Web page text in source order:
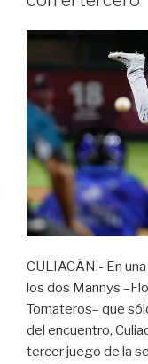
CULIACÁN.- En
los dos Mannys
Tomateros– que
del encuentro,
tercer juego de la